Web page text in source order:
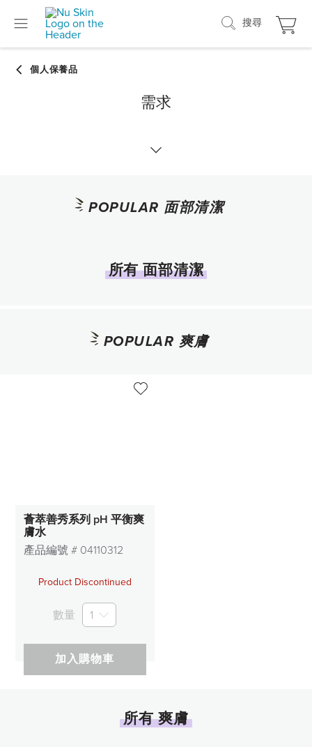
搜尋
需求
爽膚
面部精華
日間乳霜
夜間乳霜
唇部彩妝
POPULAR 面部清潔
所有 面部清潔
POPULAR 爽膚
薈萃善秀系列 pH 平衡爽
膚水
產品編號 # 04110312
Product Discontinued
數量 1
加入購物車
所有 爽膚